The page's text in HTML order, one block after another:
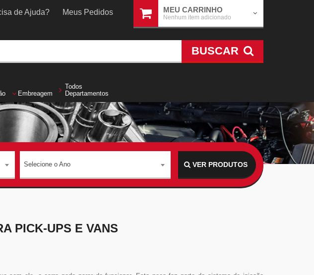
de Ajuda? Meus Pedidos MEU CARRINHO
Nenhum item adicionado
BUSCAR
Embreagem
Todos
Departamentos
Selecione o Ano VER PRODUTOS
PICK-UPS E VANS